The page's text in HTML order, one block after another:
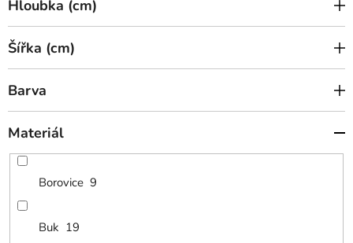
Hloubka (cm)
Šířka (cm)
Barva
Materiál
Borovice 9
Buk 19